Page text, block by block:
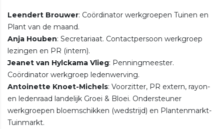
Leendert Brouwer: Coördinator werkgroepen Tuinen en
Plant van de maand.
Anja Houben: Secretariaat. Contactpersoon werkgroep
lezingen en PR (intern).
Jeanet van Hylckama Vlieg: Penningmeester.
Coördinator werkgroep ledenwerving.
Antoinette Knoet-Michels: Voorzitter, PR extern, rayon-
en ledenraad landelijk Groei & Bloei. Ondersteuner
werkgroepen bloemschikken (wedstrijd) en Plantenmarkt-
Tuinmarkt.